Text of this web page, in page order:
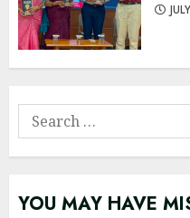
Search
for:
YOU MAY HAVE